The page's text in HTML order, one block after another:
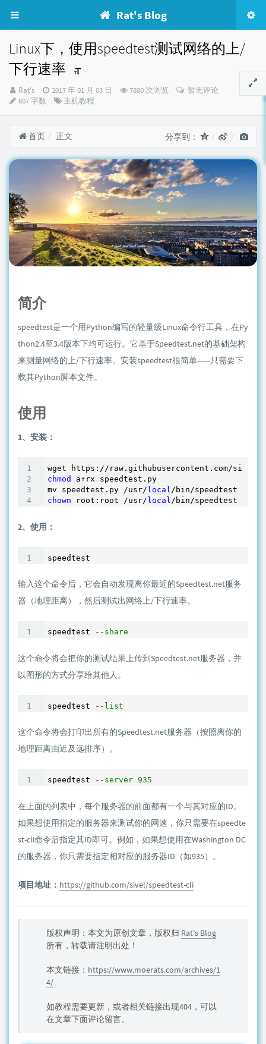
Rat's Blog
Linux下，使用speedtest测试网络的上/
下行速率
博
主：
Rat's
发
布
2017 年 01 月 03 日 7880 次浏览
暂无评论
807 字数
分
主机教程
首页 正文 分享到：
简介
speedtest是一个用Python编写的轻量级Linux命令行工具，在Py
thon2.4至3.4版本下均可运行。它基于Speedtest.net的基础架构
来测量网络的上/下行速率。安装speedtest很简单——只需要下
载其Python脚本文件。
使用
1、安装：
wget https: //raw
chmod
a+rx speedtest.py
mv speedtest.py /usr/ local
chown root:root /usr/ local
2、使用：
speedtest
输入这个命令后，它会自动发现离你最近的Speedtest.net服务
器（地理距离），然后测试出网络上/下行速率。
speedtest --share
这个命令将会把你的测试结果上传到Speedtest.net服务器，并
以图形的方式分享给其他人。
speedtest --list
这个命令将会打印出所有的Speedtest.net服务器（按照离你的
地理距离由近及远排序）。
speedtest --server 935
在上面的列表中，每个服务器的前面都有一个与其对应的ID。
如果想使用指定的服务器来测试你的网速，你只需要在speedte
st-cli命令后指定其ID即可。例如，如果想使用在Washington DC
的服务器，你只需要指定相对应的服务器ID（如935）。
项目地址： https://github.com/sivel/speedtest-cli
版权声明：本文为原创文章，版权归 Rat's Blog
所有，转载请注明出处！
本文链接： https://www.moerats.com/archives/1
4/
如教程需要更新，或者相关链接出现404，可以
在文章下面评论留言。